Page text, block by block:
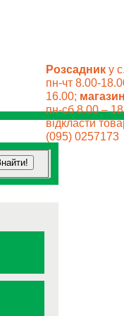
Розсадник у
пн-чт 8.00-
16.00;
пн-сб 8.00 –
відкласти
(095) 0257173